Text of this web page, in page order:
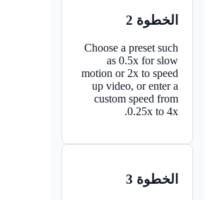
الخطوة 2
Choose a preset such
as 0.5x for slow
motion or 2x to speed
up video, or enter a
custom speed from
0.25x to 4x.
الخطوة 3